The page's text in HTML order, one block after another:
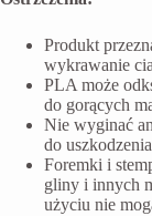
Produkt
wykrawanie
PLA może
do gorących
Nie wyginać
do
Foremki i
gliny i innych
użyciu nie